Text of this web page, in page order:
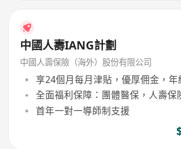
中國人壽IANG計劃
中國人壽保險（海外）股份有限公司
享24個月每月津貼，優厚佣金，年
全面福利保障：團體醫保，人壽保
首年一對一導師制支援